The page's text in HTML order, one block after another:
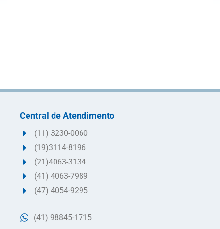
Central de Atendimento
(11) 3230-0060
(19)3114-8196
(21)4063-3134
(41) 4063-7989
(47) 4054-9295
(41) 98845-1715